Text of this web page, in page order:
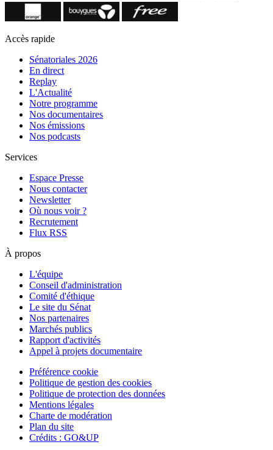
Accès rapide
Sénatoriales 2026
En direct
Replay
L'Actualité
Notre programme
Nos documentaires
Nos émissions
Nos podcasts
Services
Espace Presse
Nous contacter
Newsletter
Où nous voir ?
Recrutement
Flux RSS
À propos
L'équipe
Conseil d'administration
Comité d'éthique
Le site du Sénat
Nos partenaires
Marchés publics
Rapport d'activités
Appel à projets documentaire
Préférence cookie
Politique de gestion des cookies
Politique de protection des données
Mentions légales
Charte de modération
Plan du site
Crédits : GO&UP